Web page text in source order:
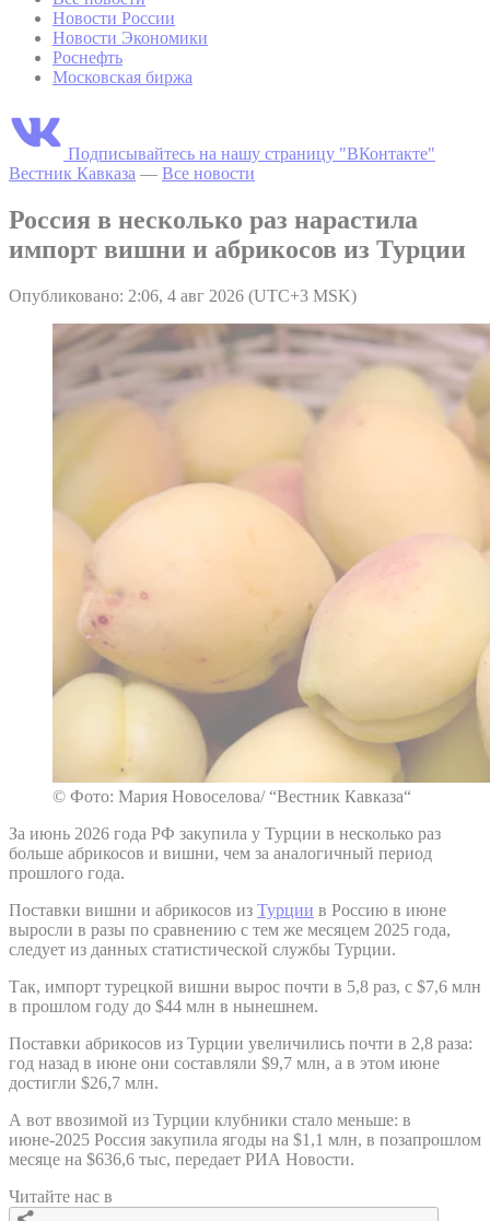
Новости России
Новости Экономики
Роснефть
Московская биржа
Подписывайтесь на нашу страницу "ВКонтакте"
Вестник Кавказа — Все новости
Россия в несколько раз нарастила
импорт вишни и абрикосов из Турции
Опубликовано: 2:06, 4 авг 2026 (UTC+3 MSK)
© Фото: Мария Новоселова/ “Вестник Кавказа“
За июнь 2026 года РФ закупила у Турции в несколько раз
больше абрикосов и вишни, чем за аналогичный период
прошлого года.
Поставки вишни и абрикосов из Турции в Россию в июне
выросли в разы по сравнению с тем же месяцем 2025 года,
следует из данных статистической службы Турции.
Так, импорт турецкой вишни вырос почти в 5,8 раз, с $7,6 млн
в прошлом году до $44 млн в нынешнем.
Поставки абрикосов из Турции увеличились почти в 2,8 раза:
год назад в июне они составляли $9,7 млн, а в этом июне
достигли $26,7 млн.
А вот ввозимой из Турции клубники стало меньше: в
июне-2025 Россия закупила ягоды на $1,1 млн, в позапрошлом
месяце на $636,6 тыс, передает РИА Новости.
Читайте нас в